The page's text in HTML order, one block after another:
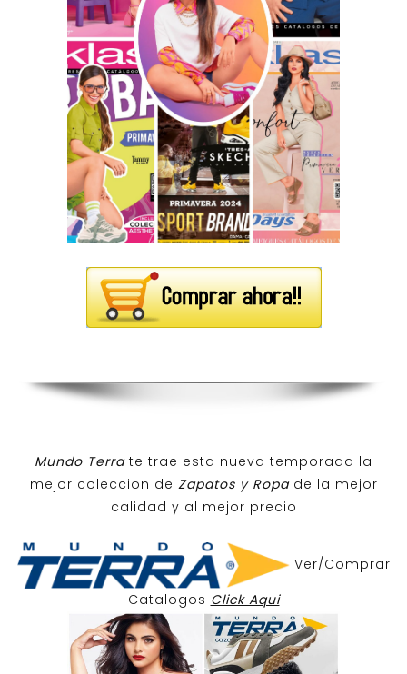
Mundo Terra te trae esta nueva temporada la
mejor coleccion de Zapatos y Ropa de la mejor
calidad y al mejor precio
Ver/Comprar
Catalogos Click Aqui